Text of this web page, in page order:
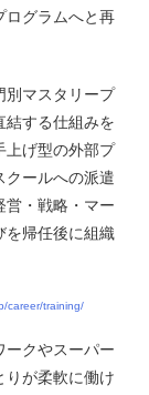
ログラムへと再
別マスタリープ
結する仕組みを
上げ型の外部プ
クールへの派遣
営・戦略・マー
を帰任後に組織
career/training/
ークやスーパー
りが柔軟に働け